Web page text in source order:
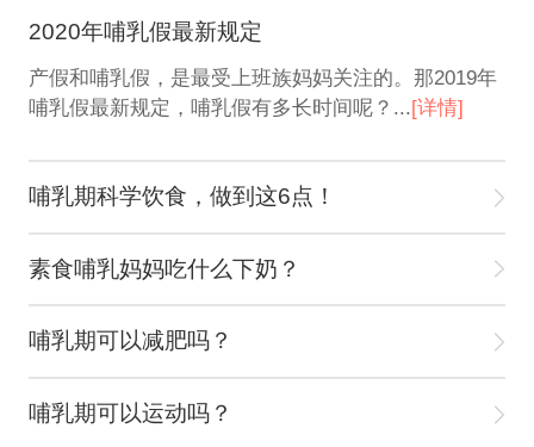
2020年哺乳假最新规定
产假和哺乳假，是最受上班族妈妈关注的。那2019年
哺乳假最新规定，哺乳假有多长时间呢？...[详情]
哺乳期科学饮食，做到这6点！
素食哺乳妈妈吃什么下奶？
哺乳期可以减肥吗？
哺乳期可以运动吗？